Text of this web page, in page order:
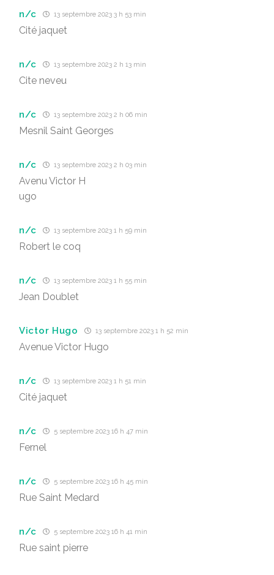
n/c 13 septembre 2023 3 h 53 min
Cité jaquet
n/c 13 septembre 2023 2 h 13 min
Cite neveu
n/c 13 septembre 2023 2 h 06 min
Mesnil Saint Georges
n/c 13 septembre 2023 2 h 03 min
Avenu Victor H
ugo
n/c 13 septembre 2023 1 h 59 min
Robert le coq
n/c 13 septembre 2023 1 h 55 min
Jean Doublet
Victor Hugo 13 septembre 2023 1 h 52 min
Avenue Victor Hugo
n/c 13 septembre 2023 1 h 51 min
Cité jaquet
n/c 5 septembre 2023 16 h 47 min
Fernel
n/c 5 septembre 2023 16 h 45 min
Rue Saint Medard
n/c 5 septembre 2023 16 h 41 min
Rue saint pierre